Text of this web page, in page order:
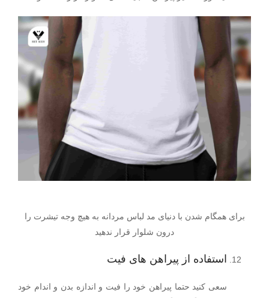
برای همگام شدن با دنیای مد لباس مردانه به هیچ وجه تیشرت را
درون شلوار قرار ندهید
استفاده از پیراهن های فیت
سعی کنید حتما پیراهن خود را فیت و اندازه بدن و اندام خود